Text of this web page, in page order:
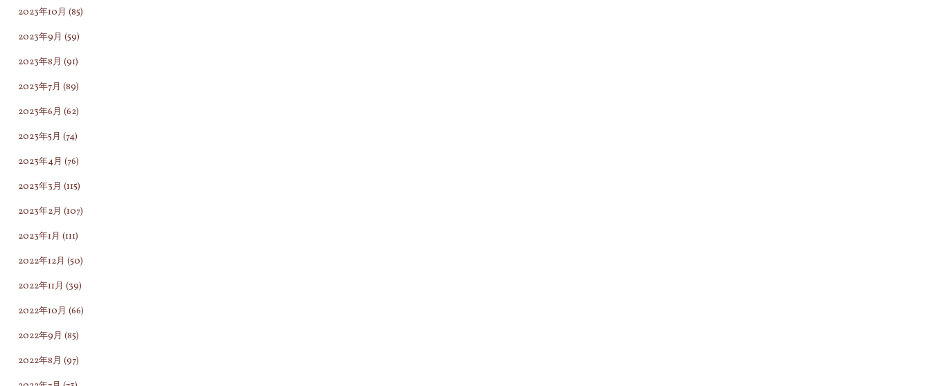
2023年10月 (85)
2023年9月 (59)
2023年8月 (91)
2023年7月 (89)
2023年6月 (62)
2023年5月 (74)
2023年4月 (76)
2023年3月 (115)
2023年2月 (107)
2023年1月 (111)
2022年12月 (50)
2022年11月 (39)
2022年10月 (66)
2022年9月 (85)
2022年8月 (97)